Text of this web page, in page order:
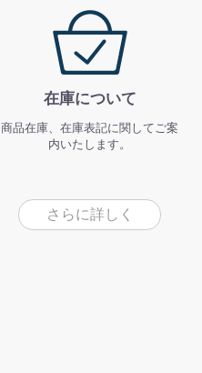
在庫について
商品在庫、在庫表記に関してご案
内いたします。
さらに詳しく